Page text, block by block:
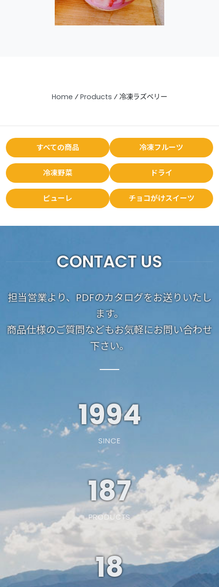
Home ⁄ Products ⁄ 冷凍ラズベリー
すべての商品 冷凍フルーツ
冷凍野菜 ドライ
ピューレ チョコがけスイーツ
CONTACT US
担当営業より、PDFのカタログをお送りいたし
ます。
商品仕様のご質問などもお気軽にお問い合わせ
下さい。
1994
SINCE
187
PRODUCTS
19